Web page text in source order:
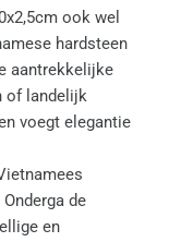
ook wel
hardsteen
aantrekkelijke
of landelijk
voegt elegantie
de
en